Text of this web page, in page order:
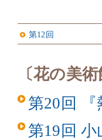
第12回
〔花の美
第20回 『
第19回